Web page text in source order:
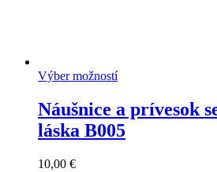
Výber možností
Náušnice a prívesok
láska B005
10,00 €